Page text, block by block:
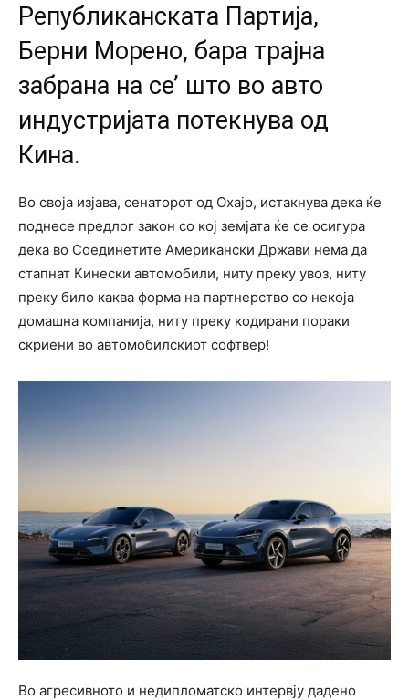
Републиканската Партија,
Берни Морено, бара трајна
забрана на се’ што во авто
индустријата потекнува од
Кина.
Во своја изјава, сенаторот од Охајо, истакнува дека ќе
поднесе предлог закон со кој земјата ќе се осигура
дека во Соединетите Американски Држави нема да
стапнат Кинески автомобили, ниту преку увоз, ниту
преку било каква форма на партнерство со некоја
домашна компанија, ниту преку кодирани пораки
скриени во автомобилскиот софтвер!
Во агресивното и недипломатско интервју дадено